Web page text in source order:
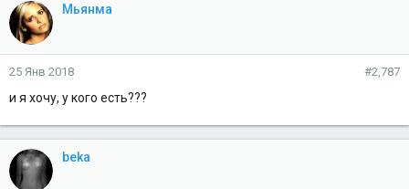
Мьянма
25 Янв 2018 #2,787
и я хочу, у кого есть???
beka